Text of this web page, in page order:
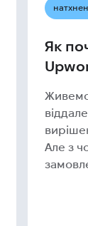
Як
Живемо
Але з